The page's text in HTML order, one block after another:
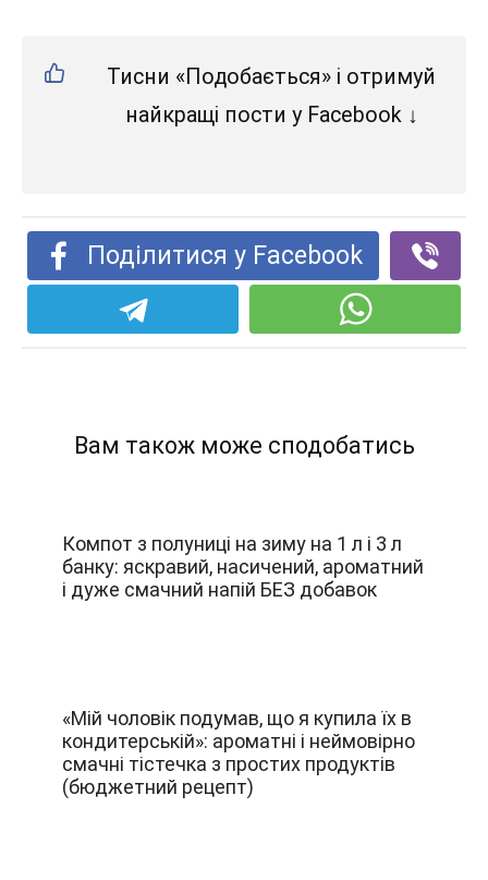
Тисни «Подобається» і отримуй
найкращі пости у Facebook ↓
Поділитися у Facebook
Вам також може сподобатись
Компот з полуниці на зиму на 1 л і 3 л
банку: яскравий, насичений, ароматний
і дуже смачний напій БЕЗ добавок
«Мій чоловік подумав, що я купила їх в
кондитерській»: ароматні і неймовірно
смачні тістечка з простих продуктів
(бюджетний рецепт)